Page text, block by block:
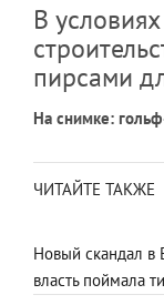
В
пирсами
На снимке:
ЧИТАЙТЕ ТАКЖЕ
Новый скандал
власть поймала